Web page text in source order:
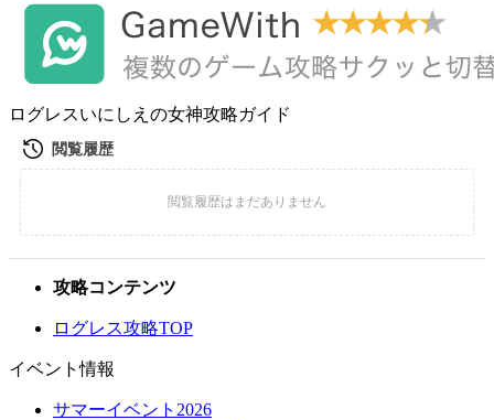
ログレスいにしえの女神攻略ガイド
攻略コンテンツ
ログレス攻略TOP
イベント情報
サマーイベント2026